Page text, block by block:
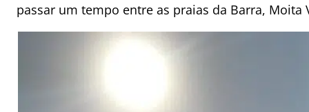
passar um tempo entre as praias da Barra, Moita